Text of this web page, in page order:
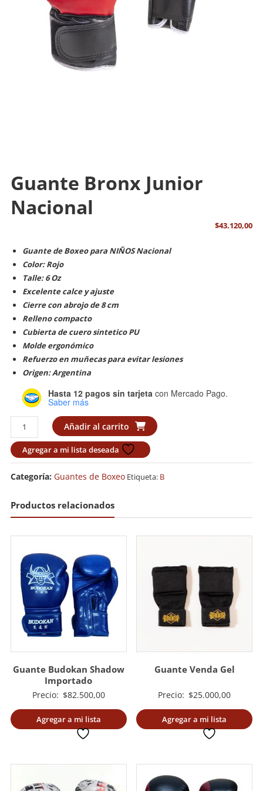
Guante Bronx Junior
Nacional
$43.120,00
Guante de Boxeo para NIÑOS Nacional
Color: Rojo
Talle: 6 Oz
Excelente calce y ajuste
Cierre con abrojo de 8 cm
Relleno compacto
Cubierta de cuero sintetico PU
Molde ergonómico
Refuerzo en muñecas para evitar lesiones
Origen: Argentina
Hasta 12 pagos sin tarjetacon Mercado Pago.
Saber más
Guante
Bronx
Junior
Nacional
cantidad
Añadir al carrito
Agregar a mi lista deseada
Categoría: Guantes de Boxeo Etiqueta: B
Productos relacionados
Guante Budokan Shadow
Importado
Precio: $82.500,00
Agregar a mi lista
Guante Venda Gel
Precio: $25.000,00
Agregar a mi lista